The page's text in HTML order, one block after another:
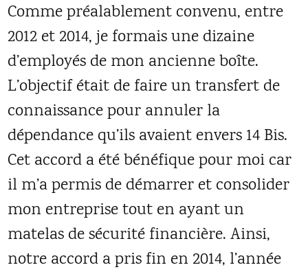
Comme préalablement convenu, entre
2012 et 2014, je formais une dizaine
d’employés de mon ancienne boîte.
L’objectif était de faire un transfert de
connaissance pour annuler la
dépendance qu’ils avaient envers 14 Bis.
Cet accord a été bénéfique pour moi car
il m’a permis de démarrer et consolider
mon entreprise tout en ayant un
matelas de sécurité financière. Ainsi,
notre accord a pris fin en 2014, l’année